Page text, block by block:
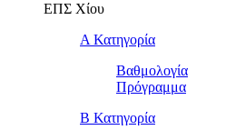
ΕΠΣ Χίου
Α Κατηγορία
Βαθμολογία
Πρόγραμμα
Β Κατηγορία